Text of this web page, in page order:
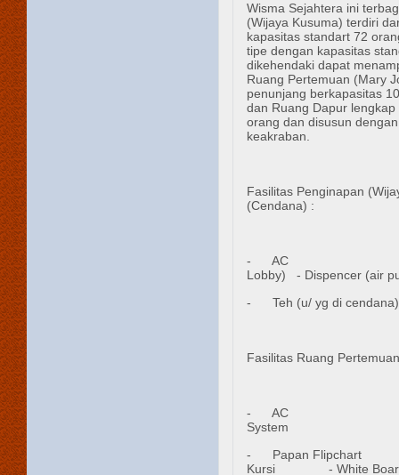
Wisma Sejahtera ini
(Wijaya Kusuma) terdiri
kapasitas standart 72
tipe dengan kapasitas
dikehendaki dapat
Ruang Pertemuan (Mary
penunjang berkapasitas
dan Ruang Dapur
orang dan disusun
keakraban.
Fasilitas Penginapan
(Cendana) :
- AC -
Lobby) -
- Teh (u/ yg di
Fasilitas Ruang
- AC -
System - Mic
- Papan
Kursi -